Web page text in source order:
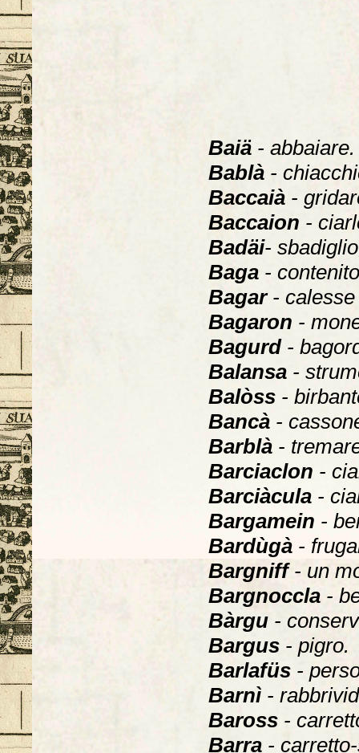
Baiä - abbaiare.
Bablà -
Baccaià -
Baccaion -
Badäi-
Baga -
Bagar- calesse
Bagaron -
Bagurd -
Balansa -
Balòss -
Bancà -
Barblà -
Barciaclon -
Barciàcula -
Bargamein -
Bardùgà -
Bargniff- un
Bargnoccla -
Bàrgu -
Bargus - pigro.
Barlafüs -
Barnì -
Baross -
Barra -